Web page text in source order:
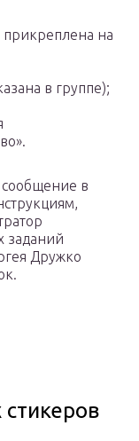
прикреплена на
в группе);
в
заданий
Дружко